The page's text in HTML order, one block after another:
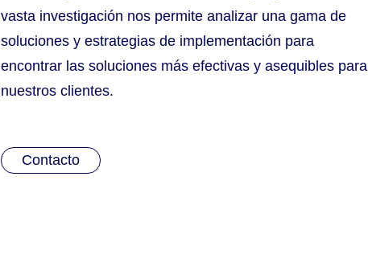
vasta investigación nos permite analizar una gama de
soluciones y estrategias de implementación para
encontrar las soluciones más efectivas y asequibles para
nuestros clientes.
Contacto